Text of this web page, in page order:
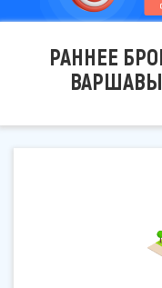
РАННЕЕ
ВАРШАВЫ